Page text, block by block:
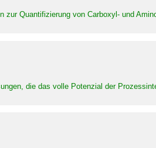
Quantifizierung von Carboxyl- und
die das volle Potenzial der